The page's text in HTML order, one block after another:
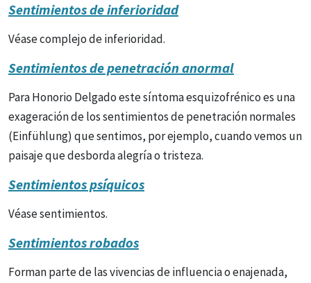
Sentimientos de inferioridad
Véase complejo de inferioridad.
Sentimientos de penetración anormal
Para Honorio Delgado este síntoma esquizofrénico es una
exageración de los sentimientos de penetración normales
(Einfühlung) que sentimos, por ejemplo, cuando vemos un
paisaje que desborda alegría o tristeza.
Sentimientos psíquicos
Véase sentimientos.
Sentimientos robados
Forman parte de las vivencias de influencia o enajenada,